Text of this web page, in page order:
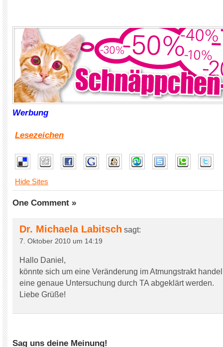
Werbung
Lesezeichen
Hide Sites
One Comment »
Dr. Michaela Labitsch sagt:
7. Oktober 2010 um 14:19
Hallo Daniel,
könnte sich um eine Veränderung im Atmungstrakt
eine genaue Untersuchung durch TA abgeklärt werden.
Liebe Grüße!
Sag uns deine Meinung!